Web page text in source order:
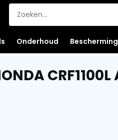
Onderhoud Bescherming
CRF1100L